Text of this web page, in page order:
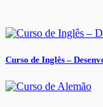
Curso de Inglês –